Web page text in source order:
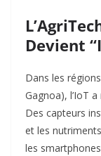
Devient
Dans les
Gagnoa), l’IoT
Des capteurs
et les
les